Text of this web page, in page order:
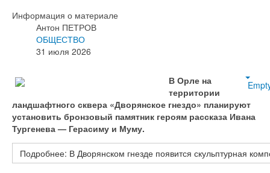
Информация о материале
Антон ПЕТРОВ
ОБЩЕСТВО
31 июля 2026
В Орле на
территории
ландшафтного сквера «Дворянское гнездо» планируют
установить бронзовый памятник героям рассказа Ивана
Тургенева — Герасиму и Муму.
Подробнее: В Дворянском гнезде появится скульптурная